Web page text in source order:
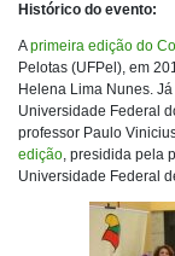
Histórico do evento:
Aprimeira edição do
Pelotas (UFPel), em
Helena Lima Nunes. Já
Universidade Federal
professor Paulo
edição, presidida pela
Universidade Federal